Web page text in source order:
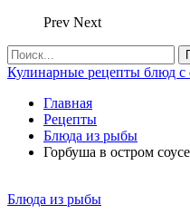
Prev Next
Кулинарные рецепты блюд с
Главная
Рецепты
Блюда из рыбы
Горбуша в остром
Блюда из рыбы